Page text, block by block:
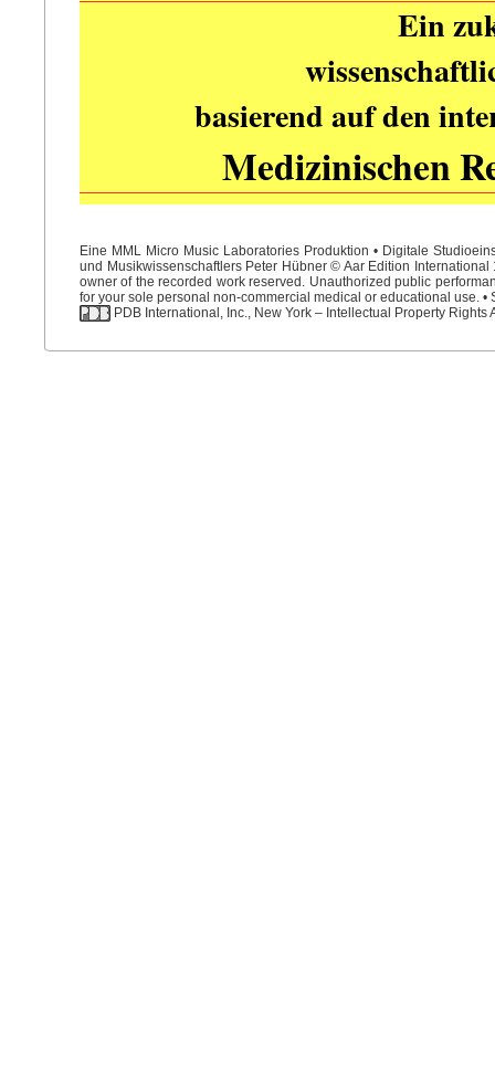
Ein
basierend auf den
Medizinischen
Eine MML Micro Music Laboratories Produktion • Digitale
und Musikwissenschaftlers Peter Hübner © Aar Edition
owner of the recorded work reserved. Unauthorized public
for your sole personal non-commercial medical or educational use.
PDB International, Inc., New York – Intellectual Property Rights